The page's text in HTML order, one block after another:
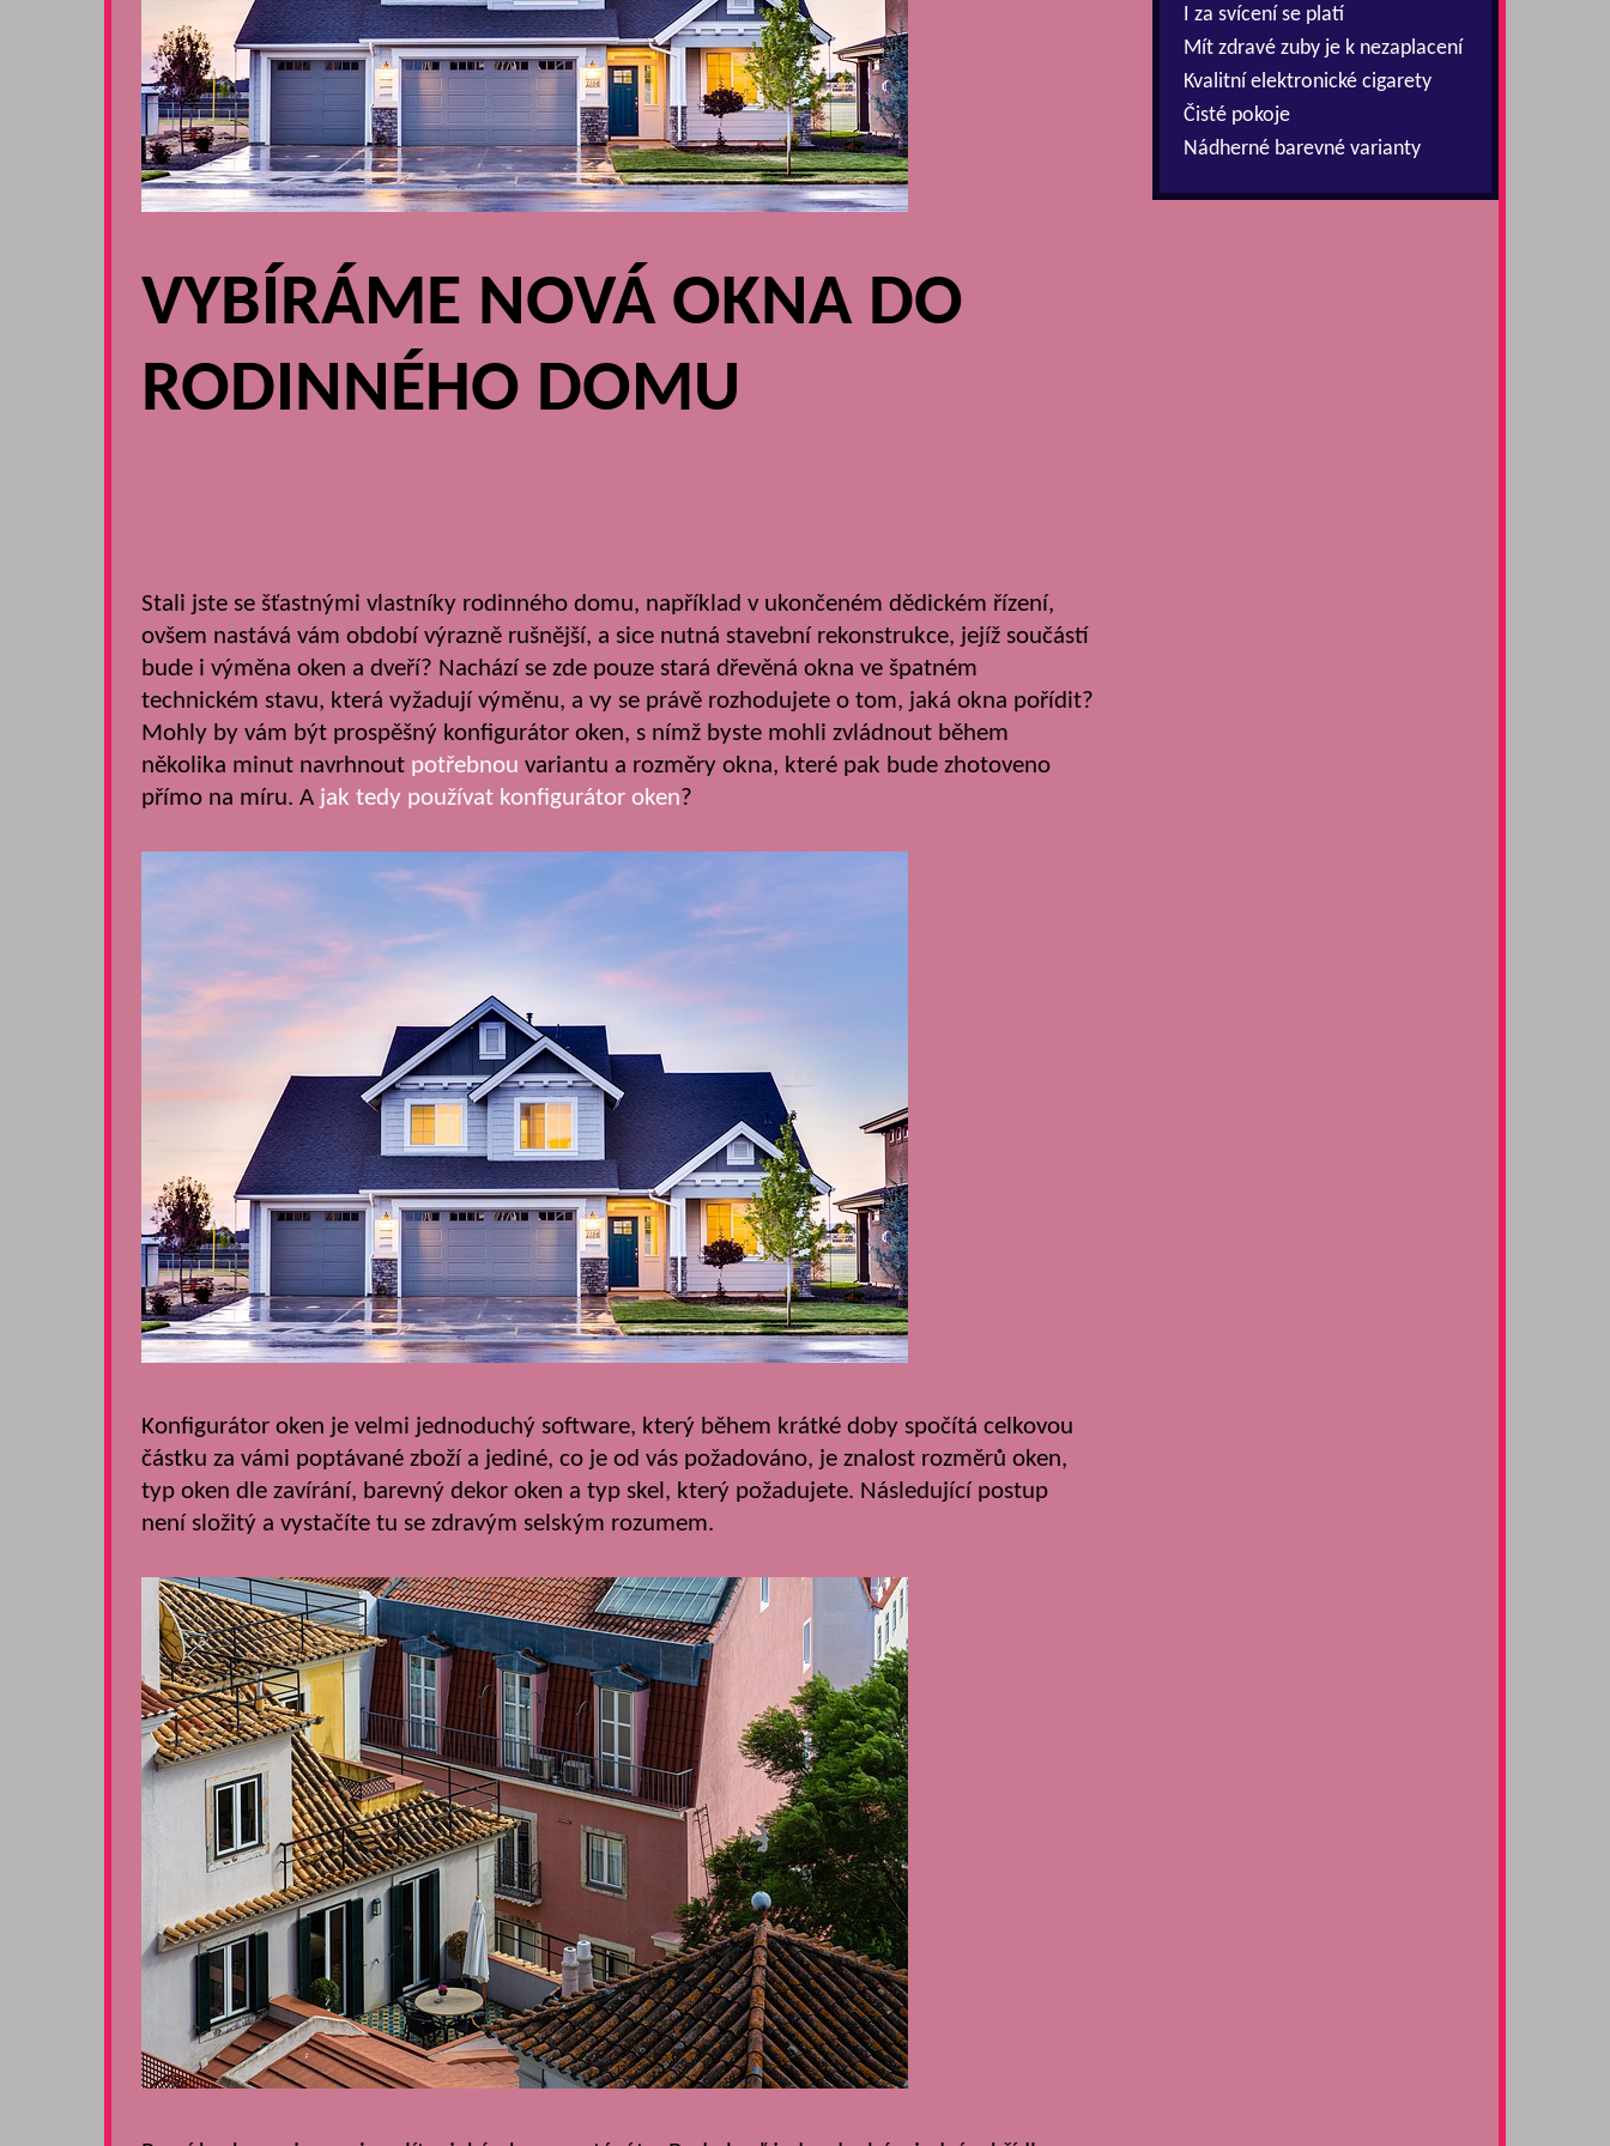
VYBÍRÁME NOVÁ OKNA DO
RODINNÉHO DOMU
Stali jste se šťastnými vlastníky rodinného domu, například v ukončeném dědickém řízení,
ovšem nastává vám období výrazně rušnější, a sice nutná stavební rekonstrukce, jejíž součástí
bude i výměna oken a dveří? Nachází se zde pouze stará dřevěná okna ve špatném
technickém stavu, která vyžadují výměnu, a vy se právě rozhodujete o tom, jaká okna pořídit?
Mohly by vám být prospěšný konfigurátor oken, s nímž byste mohli zvládnout během
několika minut navrhnout potřebnou variantu a rozměry okna, které pak bude zhotoveno
přímo na míru. A jak tedy používat konfigurátor oken?
Konfigurátor oken je velmi jednoduchý software, který během krátké doby spočítá celkovou
částku za vámi poptávané zboží a jediné, co je od vás požadováno, je znalost rozměrů oken,
typ oken dle zavírání, barevný dekor oken a typ skel, který požadujete. Následující postup
není složitý a vystačíte tu se zdravým selským rozumem.
I za svícení se platí
Mít zdravé zuby je k nezaplacení
Kvalitní elektronické cigarety
Čisté pokoje
Nádherné barevné varianty